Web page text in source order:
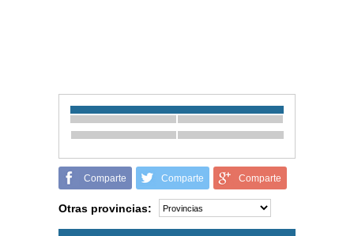
Comparte Comparte Comparte
Otras provincias: